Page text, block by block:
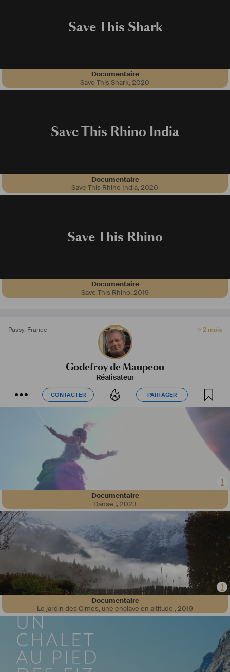
Save This Shark
Documentaire
Save This Shark,2020
Save This Rhino India
Documentaire
Save This Rhino India,2020
Save This Rhino
Documentaire
Save This Rhino,2019
Passy, France > 2 mois
Godefroy de Maupeou
Réalisateur
CONTACTER PARTAGER
CONTACTER PARTAGER
Documentaire
Danse !,2023
Documentaire
Le jardin des Cimes, une enclave en altitude ,2019
En activité sur Lyon depuis de nombreuses années, je vous propose
une prestation audiovisuelle sur mesure, en m'adaptant au mieux à
vos besoins ainsi qu'à votre budget. Vidéaste polyvalent je vous
accompagne et vous conseille sur tout le suivi de vos projets
audiovisuels, de la conception à la post-production:
     Réflexion et retranscription de votre message en vidéo:
Storytelling, recherche de lieux, feuille de route.
      Tournage: J'assure toute la planification pour être le plus efficace
le jour J.
      Montage et post-production : Mise en place d' une plateforme
dédiée pour collaborer efficacement dès l'importation des rushes  et
permettre des retours  clients clairs et optimisés sur les différentes
étapes de travail de votre projet vidéo.
      Motion design : titres, logos, effets pour styliser le tout.
      Mixage son et colorimétrie: les 2 étapes finales cruciales pour